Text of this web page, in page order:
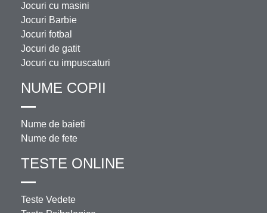
Jocuri cu masini
Jocuri Barbie
Jocuri fotbal
Jocuri de gatit
Jocuri cu impuscaturi
NUME COPII
Nume de baieti
Nume de fete
TESTE ONLINE
Teste Vedete